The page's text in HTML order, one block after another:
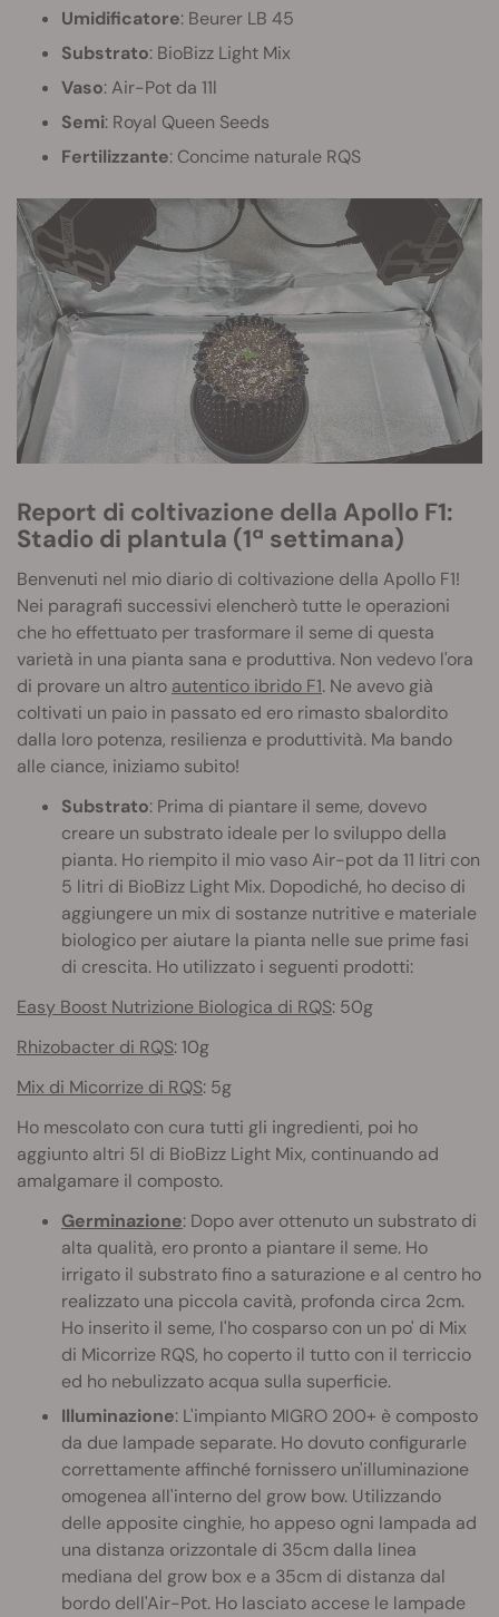
Umidificatore: Beurer LB 45
Substrato: BioBizz Light Mix
Vaso: Air-Pot da 11l
Semi: Royal Queen Seeds
Fertilizzante: Concime naturale RQS
Report di coltivazione della Apollo F1:
Stadio di plantula (1ª settimana)
Benvenuti nel mio diario di coltivazione della Apollo F1!
Nei paragrafi successivi elencherò tutte le operazioni
che ho effettuato per trasformare il seme di questa
varietà in una pianta sana e produttiva. Non vedevo l'ora
di provare un altro autentico ibrido F1. Ne avevo già
coltivati un paio in passato ed ero rimasto sbalordito
dalla loro potenza, resilienza e produttività. Ma bando
alle ciance, iniziamo subito!
Substrato: Prima di piantare il seme, dovevo
creare un substrato ideale per lo sviluppo della
pianta. Ho riempito il mio vaso Air-pot da 11 litri con
5 litri di BioBizz Light Mix. Dopodiché, ho deciso di
aggiungere un mix di sostanze nutritive e materiale
biologico per aiutare la pianta nelle sue prime fasi
di crescita. Ho utilizzato i seguenti prodotti:
Easy Boost Nutrizione Biologica di RQS: 50g
Rhizobacter di RQS: 10g
Mix di Micorrize di RQS: 5g
Ho mescolato con cura tutti gli ingredienti, poi ho
aggiunto altri 5l di BioBizz Light Mix, continuando ad
amalgamare il composto.
Germinazione: Dopo aver ottenuto un substrato di
alta qualità, ero pronto a piantare il seme. Ho
irrigato il substrato fino a saturazione e al centro ho
realizzato una piccola cavità, profonda circa 2cm.
Ho inserito il seme, l'ho cosparso con un po' di Mix
di Micorrize RQS, ho coperto il tutto con il terriccio
ed ho nebulizzato acqua sulla superficie.
Illuminazione: L'impianto MIGRO 200+ è composto
da due lampade separate. Ho dovuto configurarle
correttamente affinché fornissero un'illuminazione
omogenea all'interno del grow bow. Utilizzando
delle apposite cinghie, ho appeso ogni lampada ad
una distanza orizzontale di 35cm dalla linea
mediana del grow box e a 35cm di distanza dal
bordo dell'Air-Pot. Ho lasciato accese le lampade